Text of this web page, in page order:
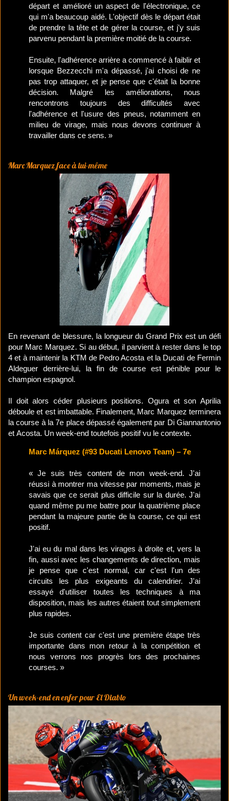
départ et amélioré un aspect de l'électronique, ce
qui m'a beaucoup aidé. L'objectif dès le départ était
de prendre la tête et de gérer la course, et j'y suis
parvenu pendant la première moitié de la course.
Ensuite, l'adhérence arrière a commencé à faiblir et
lorsque Bezzecchi m'a dépassé, j'ai choisi de ne
pas trop attaquer, et je pense que c'était la bonne
décision. Malgré les améliorations, nous
rencontrons toujours des difficultés avec
l'adhérence et l'usure des pneus, notamment en
milieu de virage, mais nous devons continuer à
travailler dans ce sens. »
Marc Marquez face à lui-même
En revenant de blessure, la longueur du Grand Prix est un défi
pour Marc Marquez. Si au début, il parvient à rester dans le top
4 et à maintenir la KTM de Pedro Acosta et la Ducati de Fermin
Aldeguer derrière-lui, la fin de course est pénible pour le
champion espagnol.
Il doit alors céder plusieurs positions. Ogura et son Aprilia
déboule et est imbattable. Finalement, Marc Marquez terminera
la course à la 7e place dépassé également par Di Giannantonio
et Acosta. Un week-end toutefois positif vu le contexte.
Marc Márquez (#93 Ducati Lenovo Team) – 7e
« Je suis très content de mon week-end. J'ai
réussi à montrer ma vitesse par moments, mais je
savais que ce serait plus difficile sur la durée. J'ai
quand même pu me battre pour la quatrième place
pendant la majeure partie de la course, ce qui est
positif.
J'ai eu du mal dans les virages à droite et, vers la
fin, aussi avec les changements de direction, mais
je pense que c'est normal, car c'est l'un des
circuits les plus exigeants du calendrier. J'ai
essayé d'utiliser toutes les techniques à ma
disposition, mais les autres étaient tout simplement
plus rapides.
Je suis content car c'est une première étape très
importante dans mon retour à la compétition et
nous verrons nos progrès lors des prochaines
courses. »
Un week-end en enfer pour El Diablo